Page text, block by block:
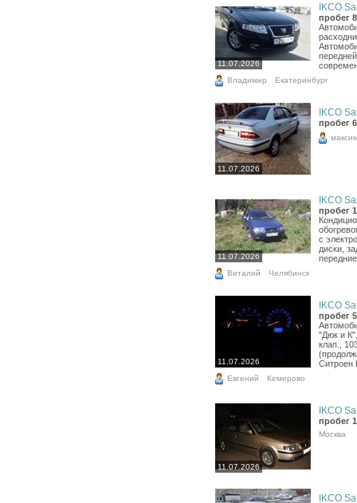
11.07.2026
IKCO
пробег
Владимир Екатеринбург
11.07.2026
IKCO
пробег
11.07.2026
IKCO
пробег
с
диски,
Виталий Челябинск
11.07.2026
IKCO
пробег
"Дюк и
клап.,
Ситроен
Евгений Кемерово
11.07.2026
IKCO
пробег
Москва
IKCO